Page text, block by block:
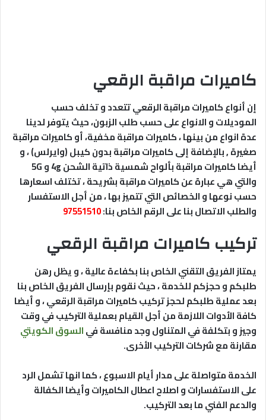
كاميرات مراقبة الرقعي
إن أنواع كاميرات مراقبة الرقعي تتعدد و تخلف حسب
الموديلات و الانواع على حسب طلب الزبون، حيث يتوفر لدينا
عدة انواع من بينها ، كاميرات مراقبة مخفية، أو كاميرات مراقبة
صغيرة , بالإضافة إلى كاميرات مراقبة بدون كيبل (وايرلس) ، و
أيضا كاميرات مراقبة بألواح شمسية ذاتية الشحن 4g و 5G
والتي هي عبارة عن كاميرات مراقبة بشريحة ، تختلف اسعارها
حسب نوعها و الخصائص التي تتميز بها ، من أجل الاستفسار
والطلب الاتصال بنا على الرقم الخاص بنا:97551510
تركيب كاميرات مراقبة الرقعي
يمتاز الفريق التقني الخاص بنا بكفاءة عالية ، و يظل رهن
طلبكم و حجزكم للخدمة ، حيث نقوم بإرسال الفريق الخاص بنا
بعد عملية طلبكم لحجز تركيب كاميرات مراقبة الرقعي ، و أيضا
كافة الأدوات اللازمة من أجل القيام بعملية التركيب في وقت
وجيز و بتكلفة في المتناول وجد منافسة فيالسوق الكويتي
مقارنة مع شركات التركيب الأخرى.
الخدمة متواصلة على مدار أيام الاسبوع ، كما انها تشمل الرد
على الاستفسارات و اصلاح اعطال الكاميرات وأيضا الكفالة
والدعم الفني ما بعد التركيب.